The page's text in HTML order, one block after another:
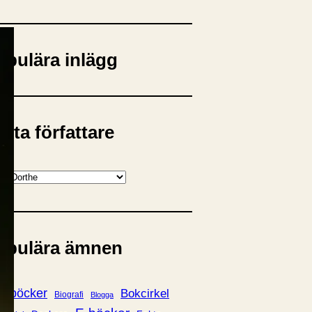
inlägg
författare
ämnen
Biografi Blogga Bokcirkel